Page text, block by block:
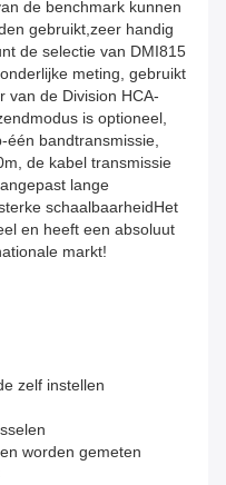
de benchmark kunnen
gebruikt,zeer handig
de selectie van DMI815
meting, gebruikt
van de Division HCA-
is optioneel,
één bandtransmissie,
de kabel transmissie
lange
schaalbaarheidHet
en heeft een absoluut
markt!
zelf instellen
worden gemeten